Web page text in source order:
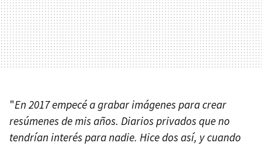
"En 2017 empecé a grabar imágenes para crear
resúmenes de mis años. Diarios privados que no
tendrían interés para nadie. Hice dos así, y cuando